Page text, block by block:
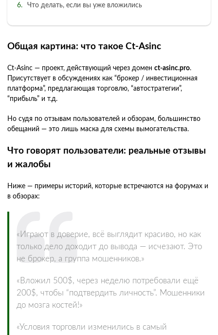
Что делать, если вы уже вложились
Общая картина: что такое Ct‑Asinc
Ct‑Asinc — проект, действующий через домен ct‑asinc.pro.
Присутствует в обсуждениях как “брокер / инвестиционная
платформа”, предлагающая торговлю, “автостратегии”,
“прибыль” и т.д.
Но судя по отзывам пользователей и обзорам, большинство
обещаний — это лишь маска для схемы вымогательства.
Что говорят пользователи: реальные отзывы
и жалобы
Ниже — примеры историй, которые встречаются на форумах и
в обзорах:
«Играют в доверие, всё выглядит красиво, но как
только дело доходит до вывода — исчезают. Это
не брокер, а группа мошенников.»
«Вложил 500$, через неделю потребовали ещё
200$, чтобы “подтвердить личность”. Мошенники
до мозга костей!»
«Условия торговли изменились в самый